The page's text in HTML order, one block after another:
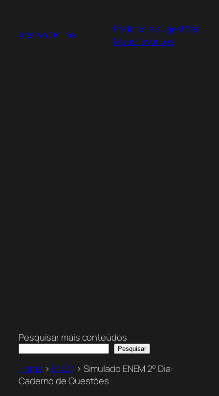
Acervo Online
Pedidos e sugestões
Meus favoritos
Pesquisar mais conteúdos
Pesquisar
Home > ENEM> Simulado ENEM 2° Dia:
Caderno de Questões